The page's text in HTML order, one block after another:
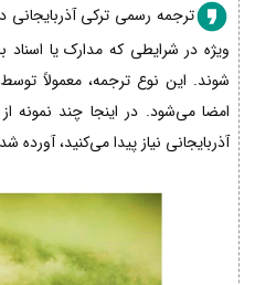
ترجمه رسمی ترکی آذربایجانی
ویژه در شرایطی که مدارک یا اسناد
شوند. این نوع ترجمه، معمولاً
امضا می‌شود. در اینجا چند نمونه
آذربایجانی نیاز پیدا می‌کنید، آورده